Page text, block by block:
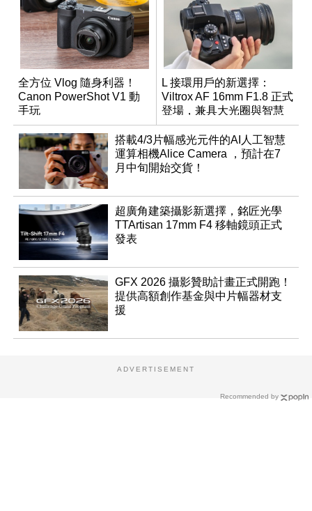
全方位 Vlog 隨身利器！
Canon PowerShot V1 動
手玩
L 接環用戶的新選擇：
Viltrox AF 16mm F1.8 正式
登場，兼具大光圈與智慧
數位介面
搭載4/3片幅感光元件的AI人工智慧
運算相機Alice Camera ，預計在7
月中旬開始交貨！
超廣角建築攝影新選擇，銘匠光學
TTArtisan 17mm F4 移軸鏡頭正式
發表
GFX 2026 攝影贊助計畫正式開跑！
提供高額創作基金與中片幅器材支
援
Recommended by
ADVERTISEMENT